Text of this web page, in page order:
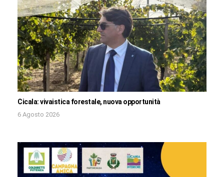
Cicala: vivaistica forestale, nuova opportunità
6 Agosto 2026